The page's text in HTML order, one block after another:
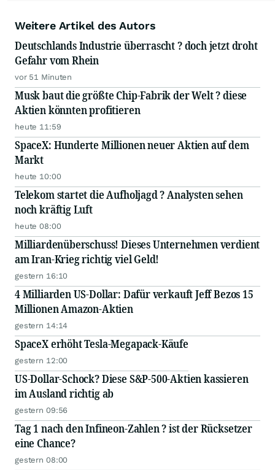
Weitere Artikel des Autors
Deutschlands Industrie überrascht ? doch jetzt droht
Gefahr vom Rhein
vor 51 Minuten
Musk baut die größte Chip-Fabrik der Welt ? diese
Aktien könnten profitieren
heute 11:59
SpaceX: Hunderte Millionen neuer Aktien auf dem
Markt
heute 10:00
Telekom startet die Aufholjagd ? Analysten sehen
noch kräftig Luft
heute 08:00
Milliardenüberschuss! Dieses Unternehmen verdient
am Iran-Krieg richtig viel Geld!
gestern 16:10
4 Milliarden US-Dollar: Dafür verkauft Jeff Bezos 15
Millionen Amazon-Aktien
gestern 14:14
SpaceX erhöht Tesla-Megapack-Käufe
gestern 12:00
US-Dollar-Schock? Diese S&P-500-Aktien kassieren
im Ausland richtig ab
gestern 09:56
Tag 1 nach den Infineon-Zahlen ? ist der Rücksetzer
eine Chance?
gestern 08:00